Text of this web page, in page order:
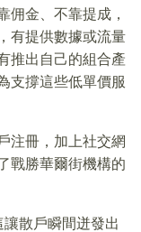
佣金、不靠提成，
有提供數據或流量
推出自己的組合產
支撐這些低單價服
注冊，加上社交網
戰勝華爾街機構的
散戶瞬間迸發出